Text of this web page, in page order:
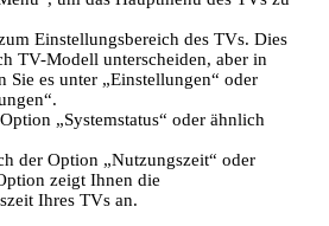
Einstellungsbereich des TVs. Dies
TV-Modell unterscheiden, aber in
Sie es unter „Einstellungen“ oder
„Systemstatus“ oder ähnlich
der Option „Nutzungszeit“ oder
zeigt Ihnen die
Ihres TVs an.